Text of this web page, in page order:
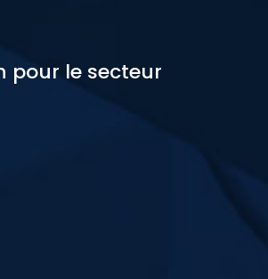
pour le secteur